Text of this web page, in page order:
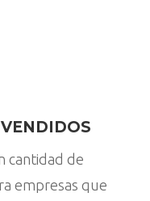
cantidad de
empresas que